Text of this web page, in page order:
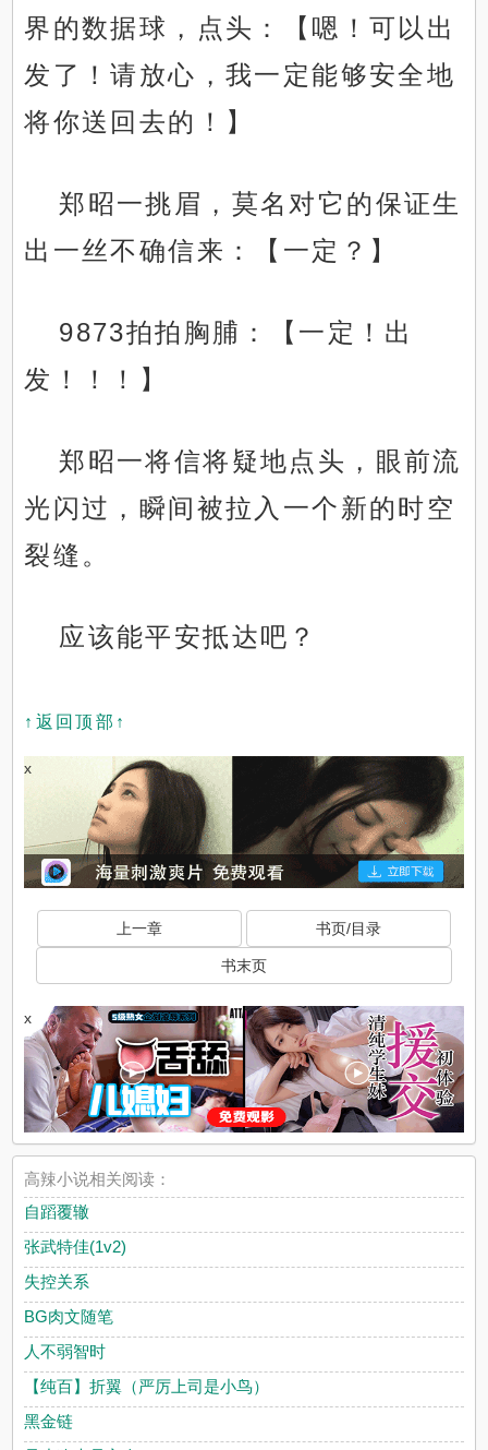
界的数据球，点头：【嗯！可以出
发了！请放心，我一定能够安全地
将你送回去的！】
郑昭一挑眉，莫名对它的保证生
出一丝不确信来：【一定？】
9873拍拍胸脯：【一定！出
发！！！】
郑昭一将信将疑地点头，眼前流
光闪过，瞬间被拉入一个新的时空
裂缝。
应该能平安抵达吧？
↑返回顶部↑
x
上一章 书页/目录
书末页
x
高辣小说相关阅读：
自蹈覆辙
张武特佳(1v2)
失控关系
BG肉文随笔
人不弱智时
【纯百】折翼（严厉上司是小鸟）
黑金链